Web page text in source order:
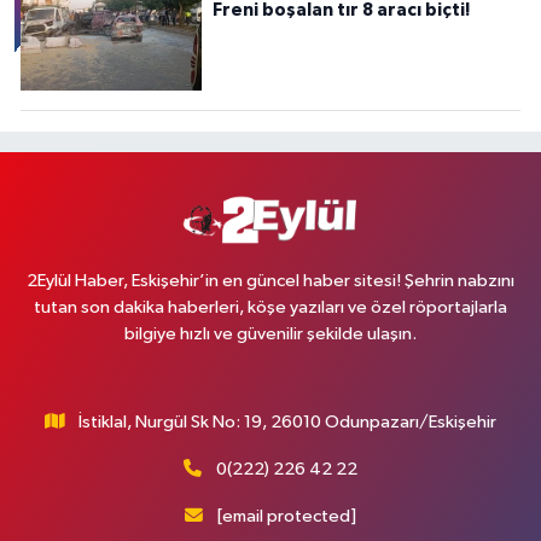
Freni boşalan tır 8 aracı biçti!
2Eylül Haber, Eskişehir’in en güncel haber sitesi! Şehrin nabzını
tutan son dakika haberleri, köşe yazıları ve özel röportajlarla
bilgiye hızlı ve güvenilir şekilde ulaşın.
İstiklal, Nurgül Sk No: 19, 26010 Odunpazarı/Eskişehir
0(222) 226 42 22
[email protected]